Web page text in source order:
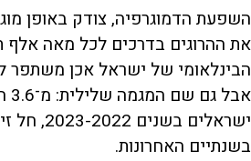
השפעת הדמוגרפיה, צודק באופן
את ההרוגים בדרכים לכל מאה אלף
הבינלאומי של ישראל אכן משתפר
בשנתיים האחרונות.